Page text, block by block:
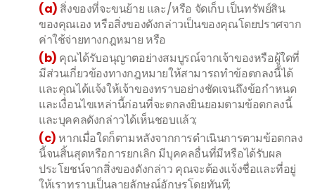
(a) สิ่งของที่จะขนย้าย และ/หรือ จัดเก็บ เป็นทรัพย์สิน
ของคุณเอง หรือสิ่งของดังกล่าวเป็นของคุณโดยปราศจาก
ค่าใช้จ่ายทางกฎหมาย หรือ
(b) คุณได้รับอนุญาตอย่างสมบูรณ์จากเจ้าของหรือผู้ใดที่
มีส่วนเกี่ยวข้องทางกฎหมายให้สามารถทำข้อตกลงนี้ได้
และคุณได้แจ้งให้เจ้าของทราบอย่างชัดเจนถึงข้อกำหนด
และเงื่อนไขเหล่านี้ก่อนที่จะตกลงยินยอมตามข้อตกลงนี้
และบุคคลดังกล่าวได้เห็นชอบแล้ว;
(c) หากเมื่อใดก็ตามหลังจากการดำเนินการตามข้อตกลง
นี้จนสิ้นสุดหรือการยกเลิก มีบุคคลอื่นที่มีหรือได้รับผล
ประโยชน์จากสิ่งของดังกล่าว คุณจะต้องแจ้งชื่อและที่อยู่
ให้เราทราบเป็นลายลักษณ์อักษรโดยทันที;